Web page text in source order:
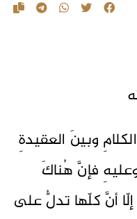
وبينَ العقيدةِ
فإنَّ هُناكَ
أنَّ كلّها تدلُّ على